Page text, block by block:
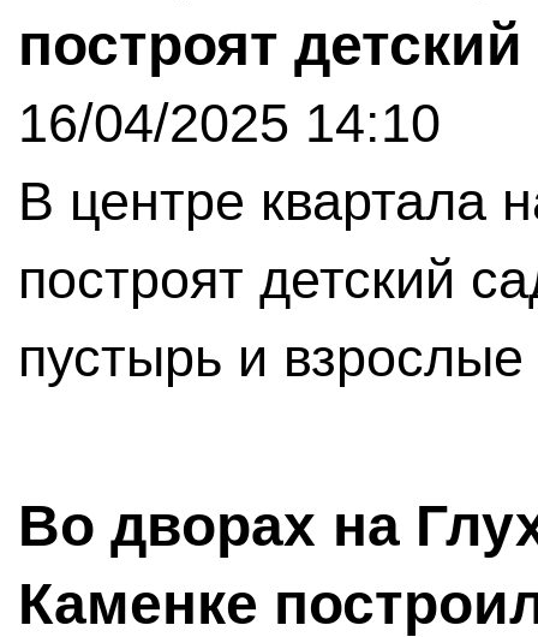
построят
16/04/2025 14:10
В центре квартала
построят детский
пустырь и
Во дворах на
Каменке